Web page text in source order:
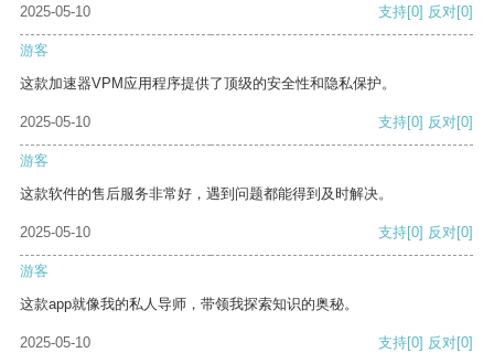
2025-05-10 支持[0] 反对[0]
游客
这款加速器VPM应用程序提供了顶级的安全性和隐私保护。
2025-05-10 支持[0] 反对[0]
游客
这款软件的售后服务非常好，遇到问题都能得到及时解决。
2025-05-10 支持[0] 反对[0]
游客
这款app就像我的私人导师，带领我探索知识的奥秘。
2025-05-10 支持[0] 反对[0]